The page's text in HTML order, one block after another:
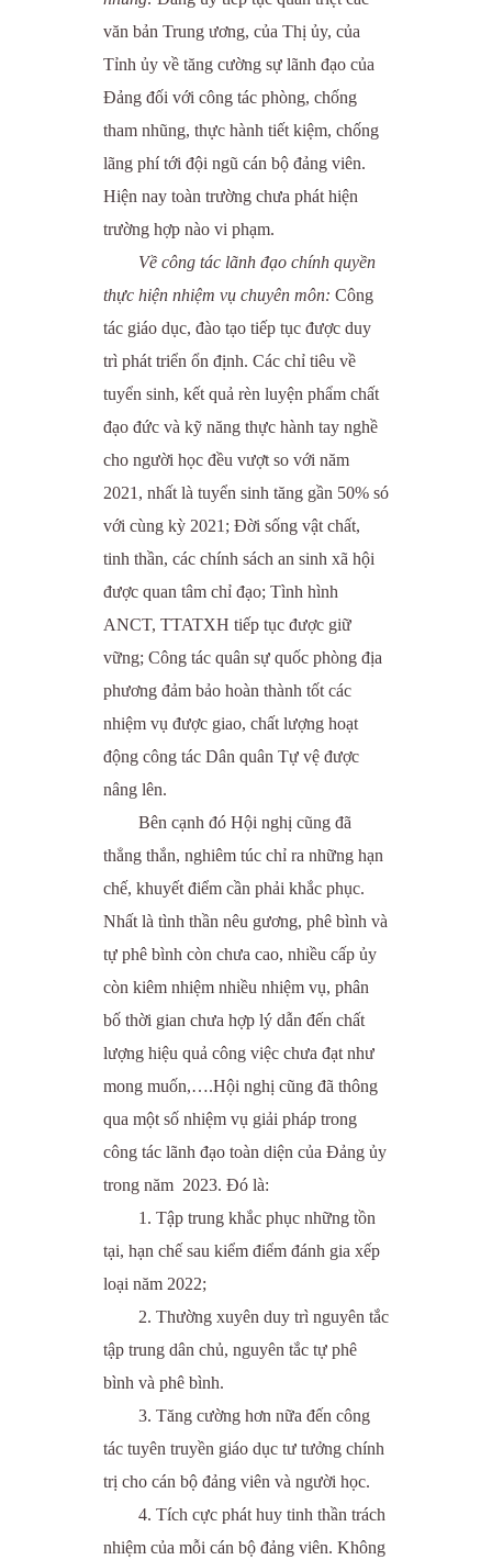
văn bản Trung ương, của Thị ủy, của
Tỉnh ủy về tăng cường sự lãnh đạo của
Đảng đối với công tác phòng, chống
tham nhũng, thực hành tiết kiệm, chống
lãng phí tới đội ngũ cán bộ đảng viên.
Hiện nay toàn trường chưa phát hiện
trường hợp nào vi phạm.
Về công tác lãnh đạo chính quyền
thực hiện nhiệm vụ chuyên môn: Công
tác giáo dục, đào tạo tiếp tục được duy
trì phát triển ổn định. Các chỉ tiêu về
tuyển sinh, kết quả rèn luyện phẩm chất
đạo đức và kỹ năng thực hành tay nghề
cho người học đều vượt so với năm
2021, nhất là tuyển sinh tăng gần 50% só
với cùng kỳ 2021; Đời sống vật chất,
tinh thần, các chính sách an sinh xã hội
được quan tâm chỉ đạo; Tình hình
ANCT, TTATXH tiếp tục được giữ
vững; Công tác quân sự quốc phòng địa
phương đảm bảo hoàn thành tốt các
nhiệm vụ được giao, chất lượng hoạt
động công tác Dân quân Tự vệ được
nâng lên.
Bên cạnh đó Hội nghị cũng đã
thẳng thắn, nghiêm túc chỉ ra những hạn
chế, khuyết điểm cần phải khắc phục.
Nhất là tình thần nêu gương, phê bình và
tự phê bình còn chưa cao, nhiều cấp ủy
còn kiêm nhiệm nhiều nhiệm vụ, phân
bố thời gian chưa hợp lý dẫn đến chất
lượng hiệu quả công việc chưa đạt như
mong muốn,….Hội nghị cũng đã thông
qua một số nhiệm vụ giải pháp trong
công tác lãnh đạo toàn diện của Đảng ủy
trong năm 2023. Đó là:
1. Tập trung khắc phục những tồn
tại, hạn chế sau kiểm điểm đánh gia xếp
loại năm 2022;
2. Thường xuyên duy trì nguyên tắc
tập trung dân chủ, nguyên tắc tự phê
bình và phê bình.
3. Tăng cường hơn nữa đến công
tác tuyên truyền giáo dục tư tưởng chính
trị cho cán bộ đảng viên và người học.
4. Tích cực phát huy tinh thần trách
nhiệm của mỗi cán bộ đảng viên. Không